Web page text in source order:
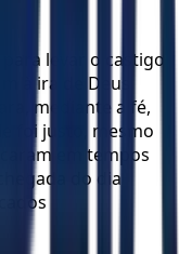
levar o castigo
à ira de Deus
mediante a fé,
foi justo, mesmo
em tempos
do dia